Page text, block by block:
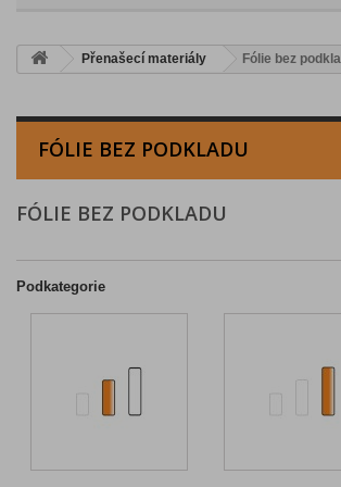
Přenašecí materiály Fólie bez
FÓLIE BEZ PODKLADU
FÓLIE BEZ PODKLADU
Podkategorie